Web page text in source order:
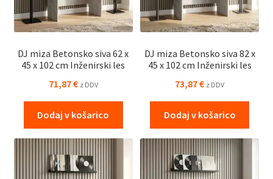
DJ miza Betonsko siva 62 x
45 x 102 cm Inženirski les
71,87€ z DDV
Dodaj v košarico
DJ miza Betonsko siva 82 x
45 x 102 cm Inženirski les
73,87€ z DDV
Dodaj v košarico